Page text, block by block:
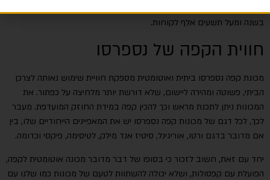
בשנה ומעל תשעים אלף לקוחות.
חווית הקפה של נספרסו
מכונת קפה נספרסו ביתית ואוטומטית מספקת חוויית שימוש נאותה לצרכן
הביתי, פשוטה ומהירה ליישום, שלא דורשת יותר מלחיצה על כפתור. את
המכונות ניתן לתכנת מראש וכך להכין קפה במידת החוזק המועדפת. מעבר
לכך, לכל דגם של מכונות קפה נספרסו יש את המאפיינים הייחודיים שלו, בין
אם מדובר בדגם ורטו, אוריגינל, סיטיז אנד מילק, לטיסימה, פיקסי וכדומה.
יחד עם זאת, חשוב לזכור כי בסופו של דבר מדובר מכונה אוטומטית לקפה,
הפועלת עם קפסולות, ושלא יכולה להשתוות לטעם של מכונות כמו שלנו עם